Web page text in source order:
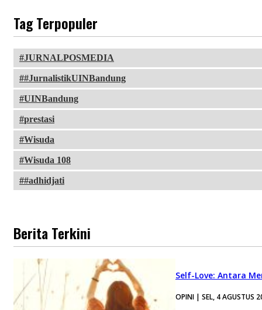
Tag Terpopuler
JURNALPOSMEDIA
#JurnalistikUINBandung
UINBandung
prestasi
Wisuda
Wisuda 108
#adhidjati
Berita Terkini
Self-Love: Antara
OPINI | SEL, 4 AGUSTUS